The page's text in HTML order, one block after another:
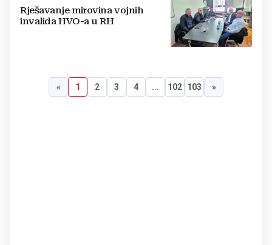
Rješavanje mirovina vojnih
invalida HVO-a u RH
« 1 2 3 4 ... 102 103 »